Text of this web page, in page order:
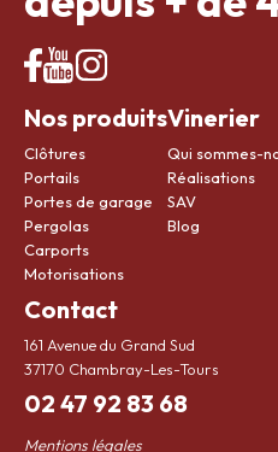
Nos produits
Clôtures
Portails
Portes de garage
Pergolas
Carports
Motorisations
Vinerier
Qui sommes-
Réalisations
SAV
Blog
Contact
161 Avenue du Grand Sud
37170 Chambray-Les-Tours
02 47 92 83 68
Mentions légales